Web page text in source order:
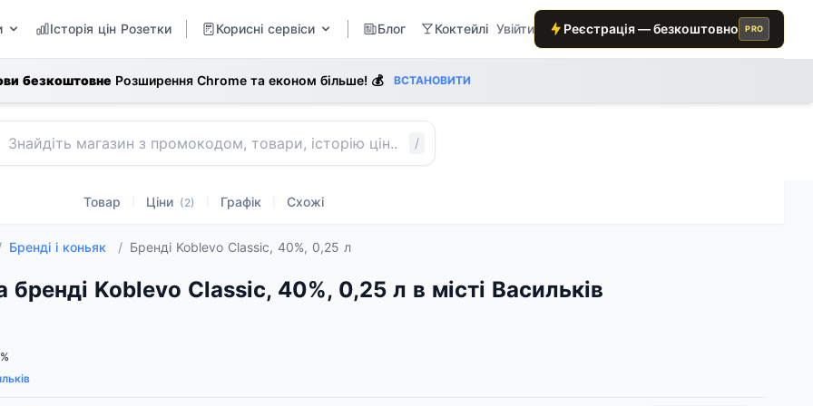
Історія цін Розетки Корисні сервіси Блог Коктейлі Увійти Реєстрація — безкоштовно PRO
безкоштовне Розширення Chrome та економ більше! 💰 ВСТАНОВИТИ
/
Товар Ціни (2) Графік Схожі
Бренді і коньяк / Бренді Koblevo Classic, 40%, 0,25 л
бренді Koblevo Classic, 40%, 0,25 л в місті Васильків